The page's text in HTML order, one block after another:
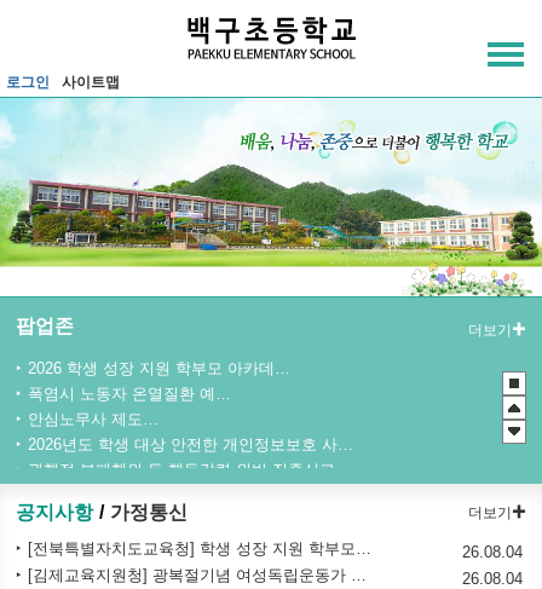
로그인 사이트맵
팝업존 더보기
2026년 초등학교 4학년 구강건강 진료지원 사업 안내
관행적 부패행위 등 행동강령 위반 집중신고기간 운영
2026년도 학생 대상 안전한 개인정보보호 사례 공모전
안심노무사 제도 홍보
폭염시 노동자 온열질환 예방수칙
2026 학생 성장 지원 학부모 아카데미 운영
2026년 청소년 사이버도박 자진신고 제도 운영
공지사항 더보기
[전북특별자치도교육청] 학생 성장 지원 학부모 아카데미(8월) 안내
26.08.04
[김제교육지원청] 광복절기념 여성독립운동가 김란사의 삶을 다룬 '그들의 삶' 관람 안내
26.08.04
가정통신